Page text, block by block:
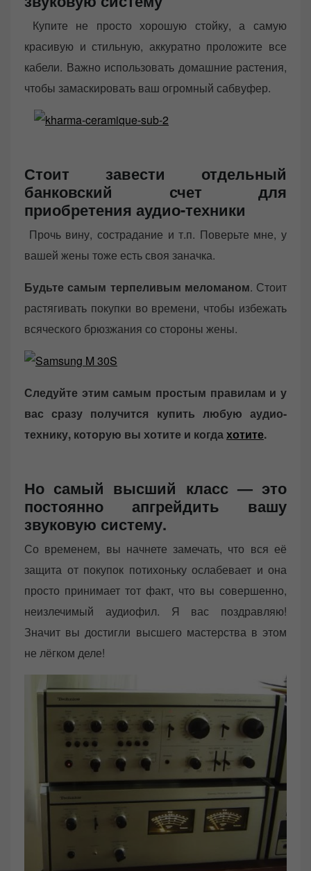
Купите не просто хорошую стойку, а самую
красивую и стильную, аккуратно проложите все
кабели. Важно использовать домашние растения,
чтобы замаскировать ваш огромный сабвуфер.
Стоит завести отдельный
банковский счет для
приобретения аудио-техники
Прочь вину, сострадание и т.п. Поверьте мне, у
вашей жены тоже есть своя заначка.
Будьте самым терпеливым меломаном. Стоит
растягивать покупки во времени, чтобы избежать
всяческого брюзжания со стороны жены.
Следуйте этим самым простым правилам и у
вас сразу получится купить любую аудио-
технику, которую вы хотите и когдахотите.
Но самый высший класс — это
постоянно апгрейдить вашу
звуковую систему.
Со временем, вы начнете замечать, что вся её
защита от покупок потихоньку ослабевает и она
просто принимает тот факт, что вы совершенно,
неизлечимый аудиофил. Я вас поздравляю!
Значит вы достигли высшего мастерства в этом
не лёгком деле!